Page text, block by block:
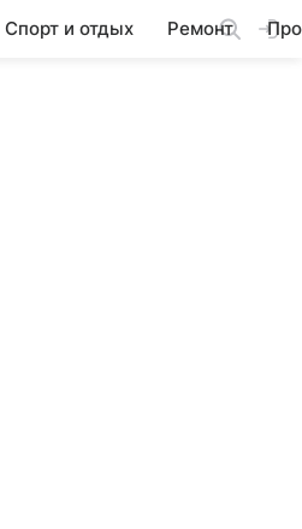
Спорт и отдых Ремонт